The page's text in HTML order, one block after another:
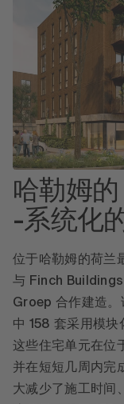
哈勒姆
-系统化
位于哈勒姆的荷兰
与 Finch
Groep 合作建造。
中 158 套采用模块
这些住宅单元在位
并在短短几周内完
大减少了施工时间